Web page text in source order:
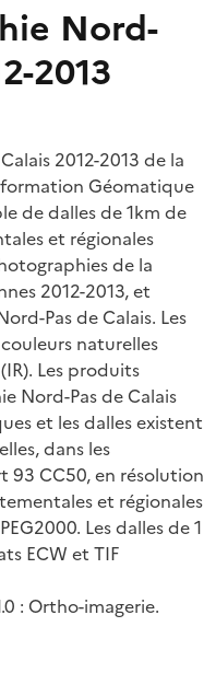
Nord-
2013
2012-2013 de la
Géomatique
de dalles de 1km de
et régionales
de la
2012-2013, et
Pas de Calais. Les
naturelles
Les produits
Nord-Pas de Calais
et les dalles existent
dans les
93 CC50, en résolution
et régionales
Les dalles de 1
ECW et TIF
: Ortho-imagerie.